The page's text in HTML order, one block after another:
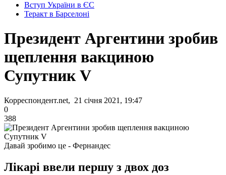
Вступ України в ЄС
Теракт в Барселоні
Президент Аргентини зробив
щеплення вакциною
Супутник V
Корреспондент.net, 21 січня 2021, 19:47
0
388
Давай зробимо це - Фернандес
Лікарі ввели першу з двох доз